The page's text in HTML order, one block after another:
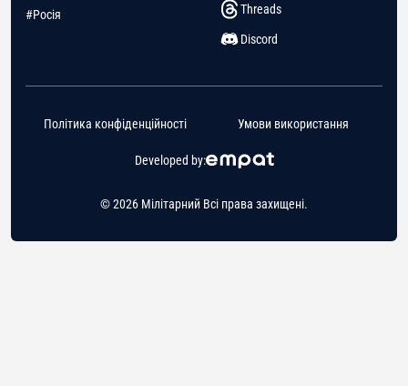
#Росія
Threads
Discord
© 2026 Мілітарний Всі права захищені.
Developed by:
Політика конфіденційності Умови використання